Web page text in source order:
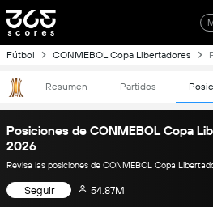
Fútbol CONMEBOL Copa Libertadores
Resumen Partidos
Posiciones de CONMEBOL Copa
2026
Revisa las posiciones de CONMEBOL Copa
Seguir 54.87M